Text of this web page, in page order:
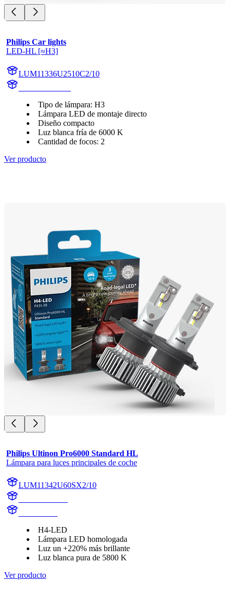
Philips Car lights
LED-HL [≈H3]
LUM11336U2510C2/10
Tipo de lámpara: H3
Lámpara LED de montaje directo
Diseño compacto
Luz blanca fría de 6000 K
Cantidad de focos: 2
Ver producto
Philips Ultinon Pro6000 Standard HL
Lámpara para luces principales de coche
LUM11342U60SX2/10
H4-LED
Lámpara LED homologada
Luz un +220% más brillante
Luz blanca pura de 5800 K
Ver producto